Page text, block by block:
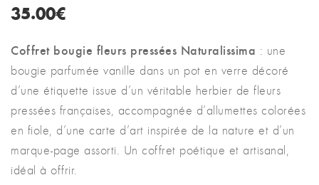
35.00€
Coffret bougie fleurs pressées Naturalissima : une
bougie parfumée vanille dans un pot en verre décoré
d’une étiquette issue d’un véritable herbier de fleurs
pressées françaises, accompagnée d’allumettes colorées
en fiole, d’une carte d’art inspirée de la nature et d’un
marque-page assorti. Un coffret poétique et artisanal,
idéal à offrir.